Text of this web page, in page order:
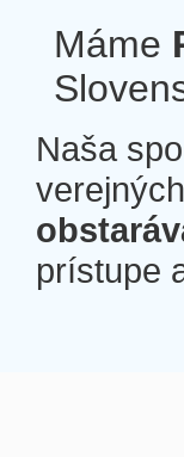
Máme
Naša
prístupe